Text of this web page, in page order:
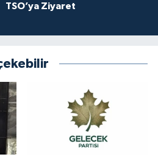
TSO’ya Ziyaret